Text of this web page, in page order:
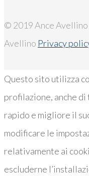
© 2019 Ance
Avellino Privacy
Questo sito utilizza
profilazione, anche
rapido e migliore il
modificare le
relativamente ai
escluderne